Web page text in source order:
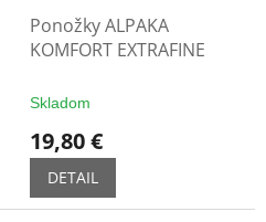
Ponožky ALPAKA
KOMFORT EXTRAFINE
Skladom
19,80 €
DETAIL